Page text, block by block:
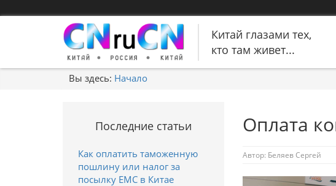
Китай глазами тех,
кто там живет...
Вы здесь: Начало
Оплата
Автор: Беляев Сергей
Последние статьи
Как оплатить таможенную
пошлину или налог за
посылку EMC в Китае